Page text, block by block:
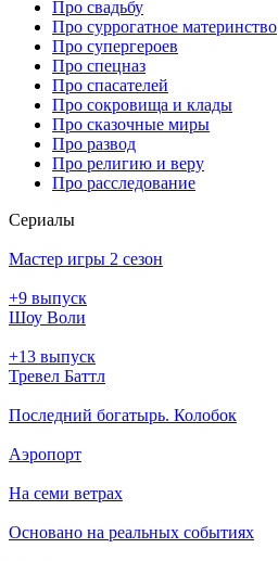
Про свадьбу
Про суррогатное материнство
Про супергероев
Про спецназ
Про спасателей
Про сокровища и клады
Про сказочные миры
Про развод
Про религию и веру
Про расследование
Се­риа­лы
Мастер игры 2 сезон
+9 выпуск
Шоу Воли
+13 выпуск
Тревел Баттл
Последний богатырь. Колобок
Аэропорт
На семи ветрах
Основано на реальных событиях